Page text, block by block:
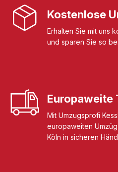
Kostenlose
Erhalten Sie mit uns
und sparen Sie so
Europaweite
Mit Umzugsprofi
europaweiten
Köln in sicheren